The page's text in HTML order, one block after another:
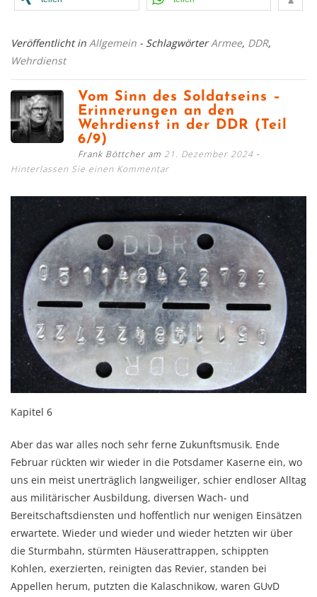
Veröffentlicht in Allgemein - SchlagwörterArmee, DDR,
Wehrdienst
Vom Sinn des Soldatseins –
Erinnerungen an den
Wehrdienst in der DDR (Teil
6/9)
Frank Böttcher am 21. Dezember 2024
Hinterlassen Sie einen Kommentar
Kapitel 6
Aber das war alles noch sehr ferne Zukunftsmusik. Ende
Februar rückten wir wieder in die Pots­damer Kaserne ein, wo
uns ein meist unerträglich langweiliger, schier endloser Alltag
aus militäri­scher Ausbildung, diversen Wach- und
Bereitschaftsdiensten und hoffentlich nur wenigen Einsät­zen
erwartete. Wie­der und wieder und wieder hetzten wir über
die Sturmbahn, stürmten Häuser­attrappen, schippten
Kohlen, exerzierten, reinigten das Revier, standen bei
Appellen herum, putz­ten die Kalaschnikow, waren GUvD